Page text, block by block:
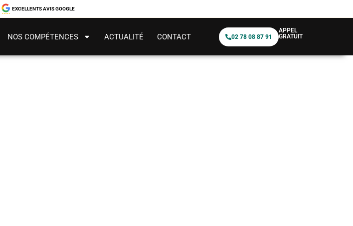
EXCELLENTS AVIS GOOGLE
NOS COMPÉTENCES ACTUALITÉ CONTACT 02 78 08 87 91
APPEL
GRATUIT